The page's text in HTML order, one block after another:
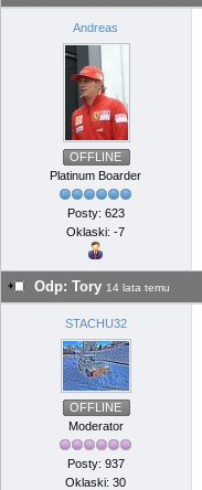
Andreas
OFFLINE
Platinum Boarder
Posty: 623
Oklaski: -7
Odp: Tory 14 lata temu
STACHU32
OFFLINE
Moderator
Posty: 937
Oklaski: 30